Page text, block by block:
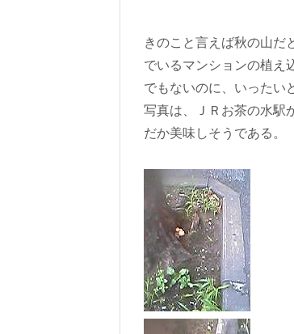
きのこと言えば秋の山だ
でいるマンションの植え
でもないのに、いったい
写真は、ＪＲお茶の水駅
だか美味しそうである。